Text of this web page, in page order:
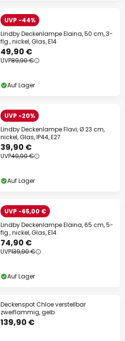
UVP -44%
Lindby Deckenlampe Elaina, 50 cm, 3-
flg., nickel, Glas, E14
49,90 €
UVP89,90 €
Auf Lager
UVP -20%
Lindby Deckenlampe Flavi, Ø 23 cm,
nickel, Glas, IP44, E27
39,90 €
UVP49,90 €
Auf Lager
UVP -65,00 €
Lindby Deckenlampe Elaina, 65 cm, 5-
flg., nickel, Glas, E14
74,90 €
UVP139,90 €
Auf Lager
Deckenspot Chloe verstellbar
zweiflammig, gelb
139,90 €